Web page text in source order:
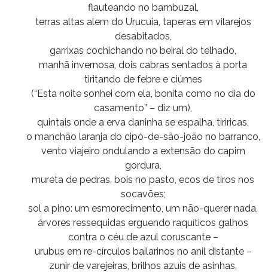
flauteando no bambuzal,
terras altas alem do Urucuia, taperas em vilarejos
desabitados,
garrixas cochichando no beiral do telhado,
manhã invernosa, dois cabras sentados à porta
tiritando de febre e ciúmes
(“Esta noite sonhei com ela, bonita como no dia do
casamento” – diz um),
quintais onde a erva daninha se espalha, tiriricas,
o manchão laranja do cipó-de-são-joão no barranco,
vento viajeiro ondulando a extensão do capim
gordura,
mureta de pedras, bois no pasto, ecos de tiros nos
socavões;
sol a pino: um esmorecimento, um não-querer nada,
árvores ressequidas erguendo raquíticos galhos
contra o céu de azul coruscante –
urubus em re-círculos bailarinos no anil distante –
zunir de varejeiras, brilhos azuis de asinhas,